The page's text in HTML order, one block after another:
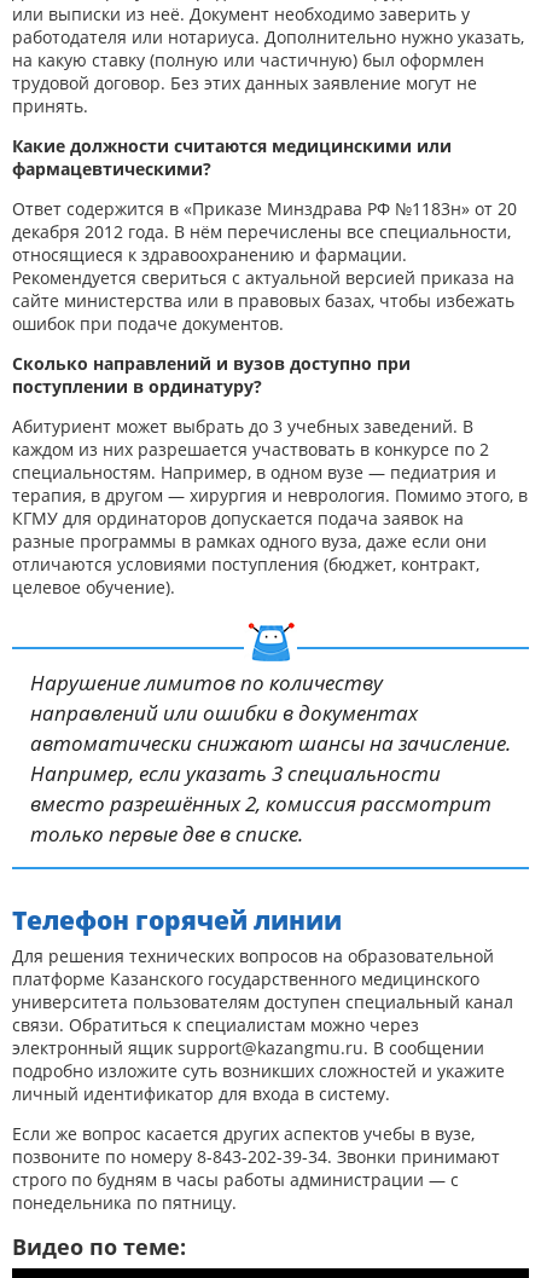
или выписки из неё. Документ необходимо заверить у
работодателя или нотариуса. Дополнительно нужно указать,
на какую ставку (полную или частичную) был оформлен
трудовой договор. Без этих данных заявление могут не
принять.
Какие должности считаются медицинскими или
фармацевтическими?
Ответ содержится в «Приказе Минздрава РФ №1183н» от 20
декабря 2012 года. В нём перечислены все специальности,
относящиеся к здравоохранению и фармации.
Рекомендуется свериться с актуальной версией приказа на
сайте министерства или в правовых базах, чтобы избежать
ошибок при подаче документов.
Сколько направлений и вузов доступно при
поступлении в ординатуру?
Абитуриент может выбрать до 3 учебных заведений. В
каждом из них разрешается участвовать в конкурсе по 2
специальностям. Например, в одном вузе — педиатрия и
терапия, в другом — хирургия и неврология. Помимо этого, в
КГМУ для ординаторов допускается подача заявок на
разные программы в рамках одного вуза, даже если они
отличаются условиями поступления (бюджет, контракт,
целевое обучение).
Нарушение лимитов по количеству
направлений или ошибки в документах
автоматически снижают шансы на зачисление.
Например, если указать 3 специальности
вместо разрешённых 2, комиссия рассмотрит
только первые две в списке.
Телефон горячей линии
Для решения технических вопросов на образовательной
платформе Казанского государственного медицинского
университета пользователям доступен специальный канал
связи. Обратиться к специалистам можно через
электронный ящик support@kazangmu.ru. В сообщении
подробно изложите суть возникших сложностей и укажите
личный идентификатор для входа в систему.
Если же вопрос касается других аспектов учебы в вузе,
позвоните по номеру 8-843-202-39-34. Звонки принимают
строго по будням в часы работы администрации — с
понедельника по пятницу.
Видео по теме: